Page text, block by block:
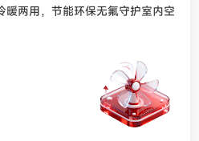
暖两用，节能环保无氟守护室内空